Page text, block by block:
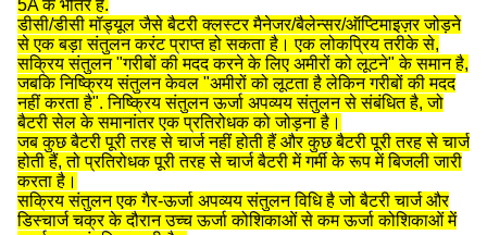
5A के भीतर है.
डीसी/डीसी मॉड्यूल जैसे बैटरी क्लस्टर मैनेजर/बैलेन्सर/ऑप्टिमाइज़र जोड़ने
से एक बड़ा संतुलन करंट प्राप्त हो सकता है। एक लोकप्रिय तरीके से,
सक्रिय संतुलन "गरीबों की मदद करने के लिए अमीरों को लूटने" के समान है,
जबकि निष्क्रिय संतुलन केवल "अमीरों को लूटता है लेकिन गरीबों की मदद
नहीं करता है". निष्क्रिय संतुलन ऊर्जा अपव्यय संतुलन से संबंधित है, जो
बैटरी सेल के समानांतर एक प्रतिरोधक को जोड़ना है।
जब कुछ बैटरी पूरी तरह से चार्ज नहीं होती हैं और कुछ बैटरी पूरी तरह से चार्ज
होती हैं, तो प्रतिरोधक पूरी तरह से चार्ज बैटरी में गर्मी के रूप में बिजली जारी
करता है।
सक्रिय संतुलन एक गैर-ऊर्जा अपव्यय संतुलन विधि है जो बैटरी चार्ज और
डिस्चार्ज चक्र के दौरान उच्च ऊर्जा कोशिकाओं से कम ऊर्जा कोशिकाओं में